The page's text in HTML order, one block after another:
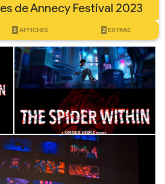
de Annecy Festival 2023
5 AFFICHES 2 EXTRAS